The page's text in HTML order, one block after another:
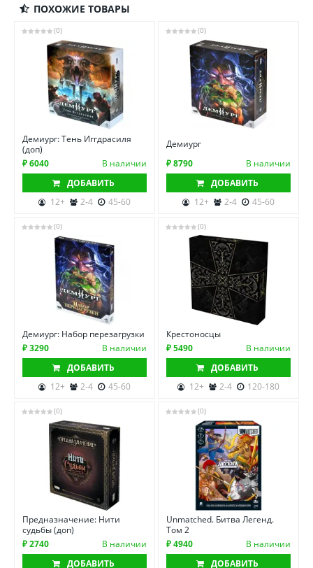
ПОХОЖИЕ ТОВАРЫ
(0)
Демиург: Тень Иггдрасиля
(доп)
₽ 6040
В наличии
ДОБАВИТЬ
12+
2-4 45-60
(0)
Демиург
₽ 8790
В наличии
ДОБАВИТЬ
12+
2-4 45-60
(0)
Демиург: Набор перезагрузки
₽ 3290
В наличии
ДОБАВИТЬ
12+
2-4 45-60
(0)
Крестоносцы
₽ 5490
В наличии
ДОБАВИТЬ
12+
2-4 120-180
(0)
Предназначение: Нити
судьбы (доп)
₽ 2740
В наличии
ДОБАВИТЬ
(0)
Unmatched. Битва Легенд.
Том 2
₽ 4940
В наличии
ДОБАВИТЬ